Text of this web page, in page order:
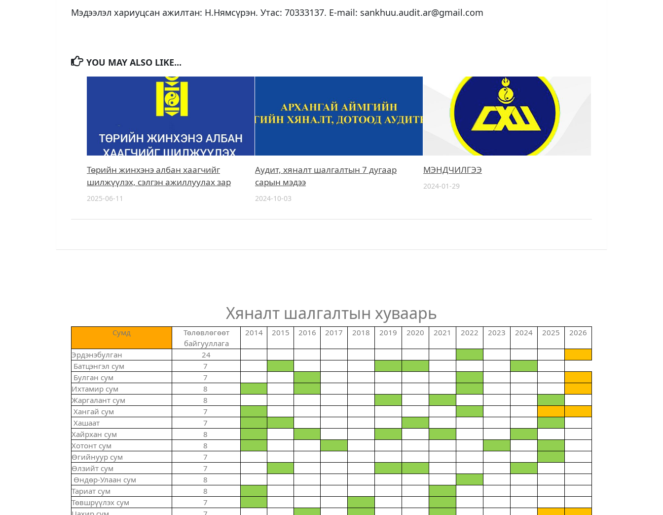
Мэдээлэл хариуцсан ажилтан: Н.Нямсүрэн. Утас: 70333137. E-mail: sankhuu.audit.ar@gmail.com
YOU MAY ALSO LIKE...
Төрийн жинхэнэ албан хаагчийг
шилжүүлэх, сэлгэн ажиллуулах зар
2025-06-11
Аудит, хяналт шалгалтын 7 дугаар
сарын мэдээ
2024-10-03
МЭНДЧИЛГЭЭ
2024-01-29
Хяналт шалгалтын хуваарь
Сумд
Төлөвлөгөөт
байгууллага
2014 2015 2016 2017 2018 2019 2020 2021 2022 2023 2024 2025 2026
Эрдэнэбулган
24
Батцэнгэл сум
7
Булган сум
7
Ихтамир сум
8
Жаргалант сум
8
Хангай сум
7
Хашаат
7
Хайрхан сум
8
Хотонт сум
8
Өгийнуур сум
7
Өлзийт сум
7
Өндөр-Улаан сум
8
Тариат сум
8
Төвшрүүлэх сум
7